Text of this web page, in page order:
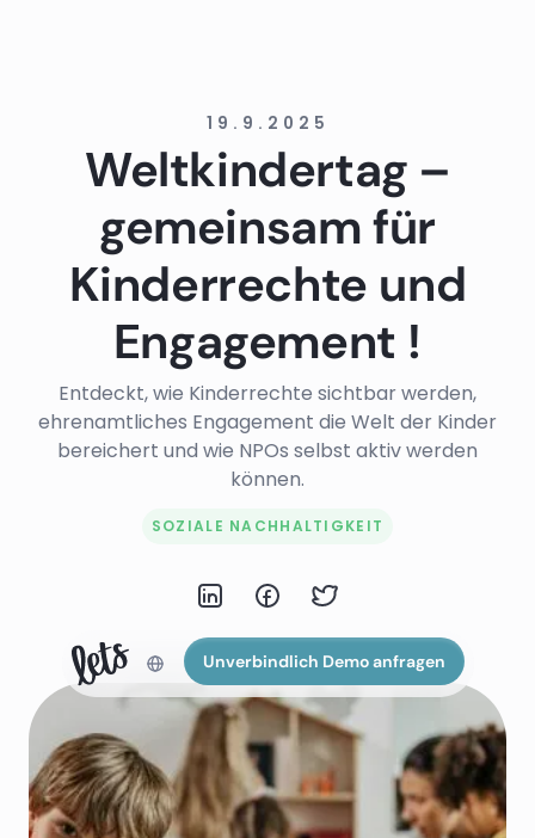
Unverbindlich Demo anfragen
19.9.2025
Weltkindertag –
gemeinsam für
Kinderrechte und
Engagement !
Entdeckt, wie Kinderrechte sichtbar werden,
ehrenamtliches Engagement die Welt der Kinder
bereichert und wie NPOs selbst aktiv werden
können.
SOZIALE NACHHALTIGKEIT